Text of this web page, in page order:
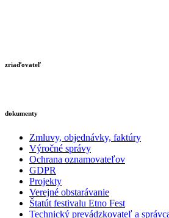
zriaďovateľ
dokumenty
Zmluvy, objednávky, faktúry
Výročné správy
Ochrana oznamovateľov
GDPR
Projekty
Verejné obstarávanie
Štatút festivalu Etno Fest
Technický prevádzkovateľ a